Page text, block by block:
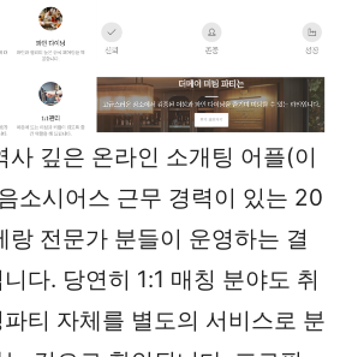
사 깊은 온라인 소개팅 어플(이
소시어스 근무 경력이 있는 20
랑 전문가 분들이 운영하는 결
다. 당연히 1:1 매칭 분야도 취
티 자체를 별도의 서비스로 분